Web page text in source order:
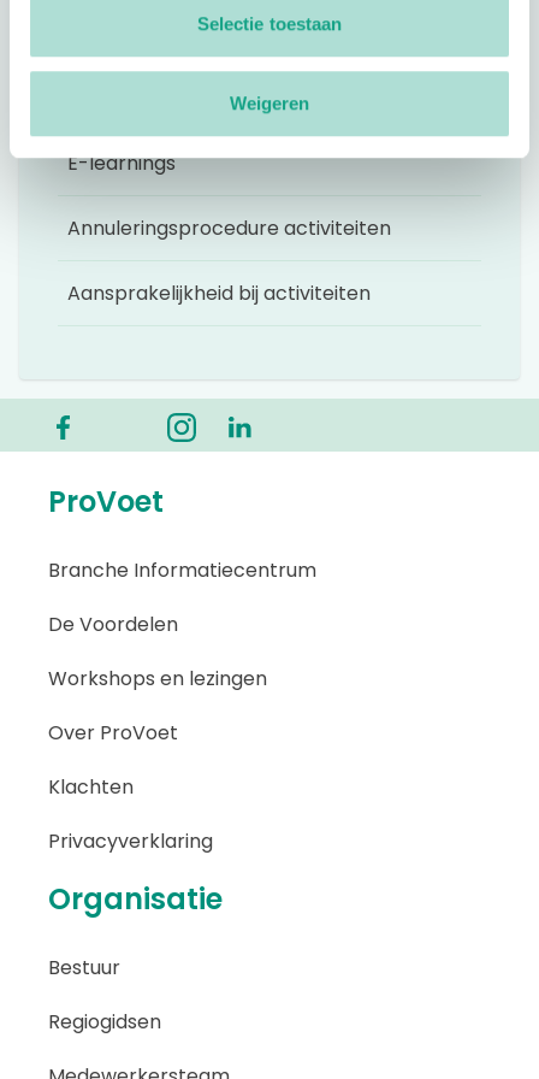
Selectie toestaan
Weigeren
ProVoet RegioNetwerken: samen bereik je
E-learnings
Annuleringsprocedure activiteiten
Aansprakelijkheid bij activiteiten
ProVoet
Branche Informatiecentrum
De Voordelen
Workshops en lezingen
Over ProVoet
Klachten
Privacyverklaring
Organisatie
Bestuur
Regiogidsen